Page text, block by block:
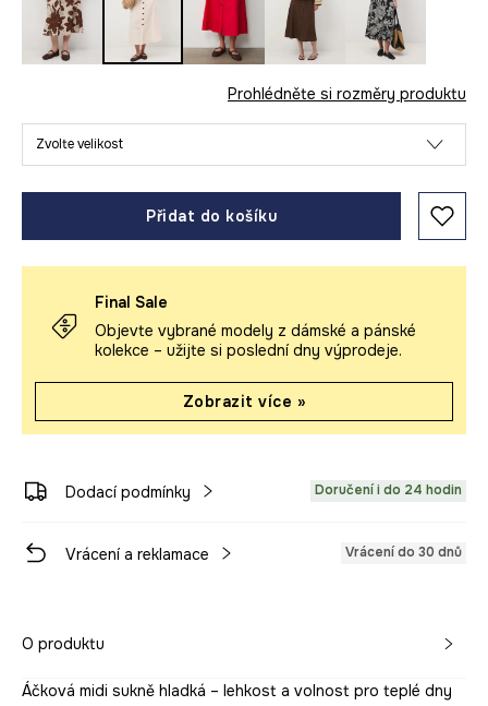
Prohlédněte si rozměry produktu
Zvolte velikost
Přidat do košíku
Final Sale
Objevte vybrané modely z dámské a pánské
kolekce – užijte si poslední dny výprodeje.
Zobrazit více »
Dodací podmínky Doručení i do 24 hodin
Vrácení a reklamace Vrácení do 30 dnů
O produktu
Áčková midi sukně hladká – lehkost a volnost pro teplé dny